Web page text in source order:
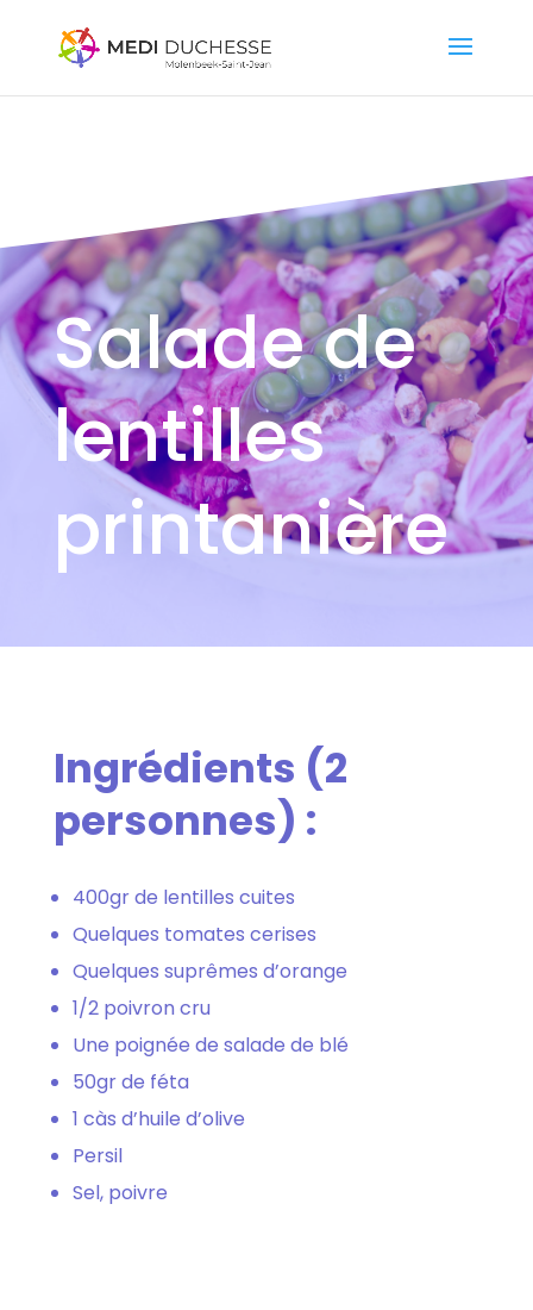
Salade de
lentilles
printanière
Ingrédients (2
personnes) :
400gr de lentilles cuites
Quelques tomates cerises
Quelques suprêmes d’orange
1/2 poivron cru
Une poignée de salade de blé
50gr de féta
1 càs d’huile d’olive
Persil
Sel, poivre